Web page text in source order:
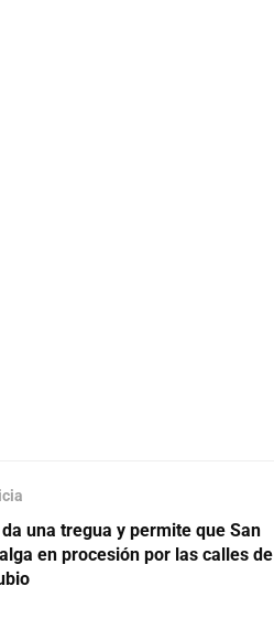
una tregua y permite que San
en procesión por las calles de